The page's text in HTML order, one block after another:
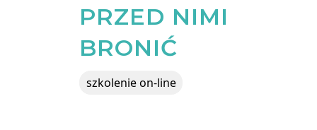
PRZED NIMI
BRONIĆ
szkolenie on-line